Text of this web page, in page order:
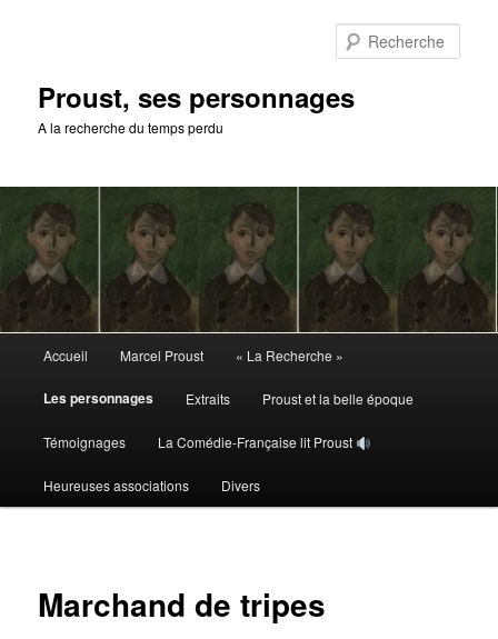
Proust, ses personnages
A la recherche du temps perdu
Accueil Marcel Proust « La Recherche »
Les personnages Extraits Proust et la belle époque
Témoignages La Comédie-Française lit Proust
Heureuses associations Divers
Marchand de tripes